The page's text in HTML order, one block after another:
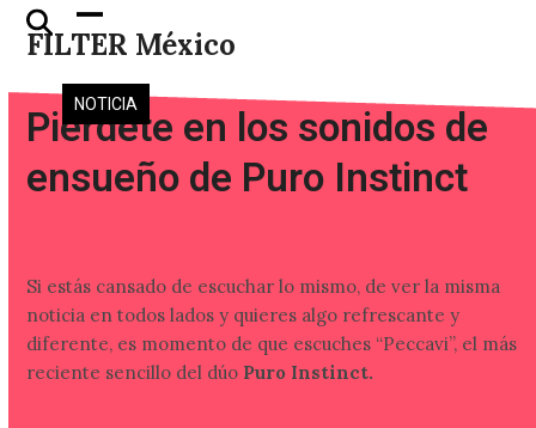
Skip
FILTER México
Open
mobile
menu
Close
mobile
menu
NOTICIA
Piérdete en los sonidos de
ensueño de Puro Instinct
Si estás cansado de escuchar lo mismo, de ver la misma
noticia en todos lados y quieres algo refrescante y
diferente, es momento de que escuches “Peccavi”, el más
reciente sencillo del dúo Puro Instinct.